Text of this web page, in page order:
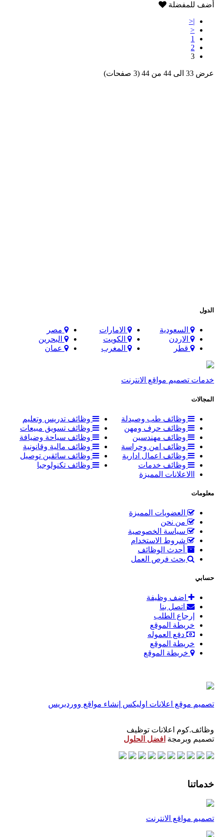
أضف للمفضلة
|<
<
1
2
3
عرض 33 الى 44 من 44 (3 صفحات)
الدول
السعودية الامارات
مصر
الاردن
الكويت
البحرين
قطر
المغرب عمان
خدمات تصميم مواقع الانترنت
المجالات
وظائف طب وصيدلة
وظائف تدريس وتعليم
وظائف حرف ومهن
وظائف تسويق مبيعات
وظائف مهندسين
وظائف سياحة وضيافة
وظائف امن وحراسة
وظائف مالية وقانونية
وظائف اعمال ادارية
وظائف سائقين توصيل
وظائف خدمات
وظائف تكنولوجيا
االاعلانات المميزة
معلومات
العضويات المميزة
من نحن
سياسة الخصوصية
شروط الاستخدام
أحدث الوظائف
بحث فرص العمل
حسابي
اضف وظيفة
اتصل بنا
إرجاع الطلب
خريطة الموقع
دفع العموله
خريطة الموقع
خريطة الموقع
تصميم موقع اعلانات اوليكس إنشاء مواقع ووردبريس
وظائف.كوم اعلانات توظيف
تصميم وبرمجة افضل الحلول
خدماتنا
تصميم مواقع الانترنت